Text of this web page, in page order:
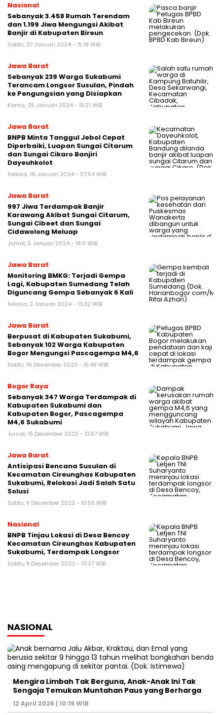
Nasional
Sebanyak 3.458 Rumah Terendam
dan 1.199 Jiwa Mengungsi Akibat
Banjir di Kabupaten Bireun
Sabtu, 27 Januari 2024 - 15:18 WIB
Jawa Barat
Sebanyak 239 Warga Sukabumi
Terancam Longsor Susulan, Pindah
ke Pengungsian yang Disiapkan
Kamis, 25 Januari 2024 - 15:21 WIB
Jawa Barat
BNPB Minta Tanggul Jebol Cepat
Diperbaiki, Luapan Sungai Citarum
dan Sungai Cikaro Banjiri
Dayeuhkolot
Selasa, 16 Januari 2024 - 07:54 WIB
Jawa Barat
997 Jiwa Terdampak Banjir
Karawang Akibat Sungai Citarum,
Sungai Cibeet dan Sungai
Cidawolong Meluap
Jumat, 5 Januari 2024 - 18:11 WIB
Jawa Barat
Monitoring BMKG: Terjadi Gempa
Lagi, Kabupaten Sumedang Telah
Diguncang Gempa Sebanyak 6 Kali
Selasa, 2 Januari 2024 - 13:32 WIB
Jawa Barat
Berpusat di Kabupaten Sukabumi,
Sebanyak 102 Warga Kabupaten
Bogor Mengungsi Pascagempa M4,6
Sabtu, 16 Desember 2023 - 15:49 WIB
Bogor Raya
Sebanyak 347 Warga Terdampak di
Kabupaten Sukabumi dan
Kabupaten Bogor, Pascagempa
M4,6 Sukabumi
Jumat, 15 Desember 2023 - 13:57 WIB
Jawa Barat
Antisipasi Bencana Susulan di
Kecamatan Cireunghas Kabupaten
Sukabumi, Relokasi Jadi Salah Satu
Solusi
Sabtu, 9 Desember 2023 - 10:59 WIB
Nasional
BNPB Tinjau Lokasi di Desa Bencoy
Kecamatan Cireunghas Kabupaten
Sukabumi, Terdampak Longsor
Sabtu, 9 Desember 2023 - 10:37 WIB
NASIONAL
Mengira Limbah Tak Berguna, Anak-Anak Ini Tak
Sengaja Temukan Muntahan Paus yang Berharga
12 April 2026 | 10:19 WIB